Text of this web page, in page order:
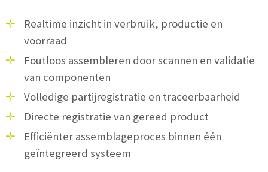
Realtime inzicht in verbruik, productie en
voorraad
Foutloos assembleren door scannen en validatie
van componenten
Volledige partijregistratie en traceerbaarheid
Directe registratie van gereed product
Efficiënter assemblageproces binnen één
geïntegreerd systeem